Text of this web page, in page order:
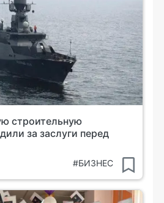
строительную
за заслуги перед
#БИЗНЕС